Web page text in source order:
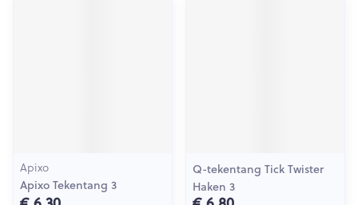
Apixo
Apixo Tekentang 3
Q-tekentang Tick Twister
Haken 3